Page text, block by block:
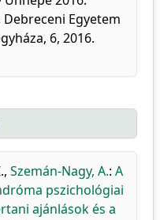
Egyetem
6, 2016.
, Szemán-Nagy, A.: A
pszichológiai
ajánlások és a